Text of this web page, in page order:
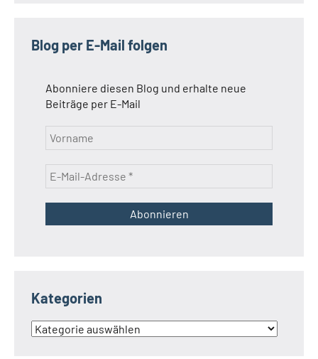
Blog per E-Mail folgen
Abonniere diesen Blog und erhalte neue
Beiträge per E-Mail
Kategorien
Kategorien